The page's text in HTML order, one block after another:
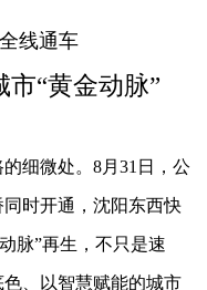
线通车
“黄金动脉”
细微处。8月31日，公
时开通，沈阳东西快
脉”再生，不只是速
、以智慧赋能的城市